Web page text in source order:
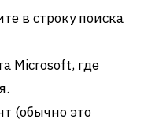
в строку поиска
Microsoft, где
(обычно это